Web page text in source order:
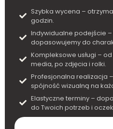
Szybka wycena –
godzin.
Indywidualne podejście
dopasowujemy do
Kompleksowe usługi –
media, po zdjęcia i rolki.
Profesjonalna realizacja
spójność wizualną na
Elastyczne terminy –
do Twoich potrzeb i